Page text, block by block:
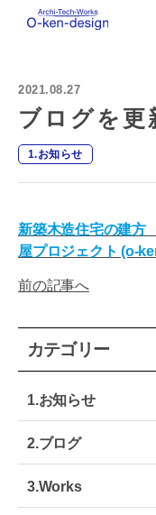
社
荻
田
建
築
事
｜
わ
わ
新
築
住
タ
モ
ノ
く
り
2021.08.27
ブログを更
1.お知らせ
新築木造住宅の建方
屋プロジェクト (o-
前の記事へ
カテゴリー
1.お知らせ
2.ブログ
3.Works